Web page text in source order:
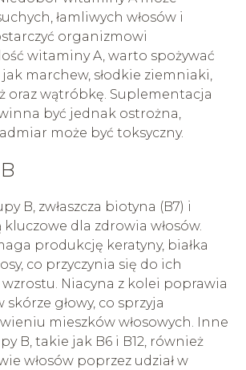
łamliwych włosów i
organizmowi
witaminy A, warto spożywać
marchew, słodkie ziemniaki,
oraz wątróbkę. Suplementacja
być jednak ostrożna,
może być toksyczny.
B, zwłaszcza biotyna (B7) i
kluczowe dla zdrowia włosów.
produkcję keratyny, białka
co przyczynia się do ich
Niacyna z kolei poprawia
głowy, co sprzyja
mieszków włosowych. Inne
B, takie jak B6 i B12, również
włosów poprzez udział w